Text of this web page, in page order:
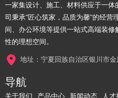
一家集设计、施工、材料供应于一
司秉承“匠心筑家，品质为馨”的经营
间、办公环境等提供一站式高端装
性的理想空间。
地址：宁夏回族自治区银川市
导航
关于我们 产品中心 新闻动态 人